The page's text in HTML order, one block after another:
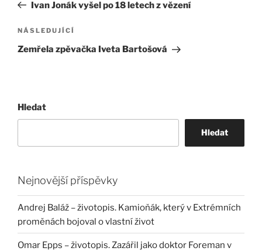
příspěvek
Ivan Jonák vyšel po 18 letech z vězení
Následující
příspěvek
NÁSLEDUJÍCÍ
Zemřela zpěvačka Iveta Bartošová
Hledat
Hledat
Nejnovější příspěvky
Andrej Baláž – životopis. Kamioňák, který v Extrémních
proměnách bojoval o vlastní život
Omar Epps – životopis. Zazářil jako doktor Foreman v